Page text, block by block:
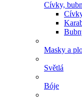
Cívky,
Masky a
Světlá
Bóje